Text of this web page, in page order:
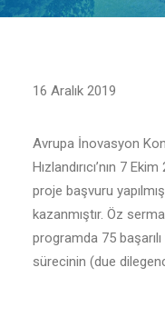
16 Aralık 2019
Avrupa İnovasyon
Hızlandırıcı’nın 7
proje başvuru
kazanmıştır. Öz
programda 75
sürecinin (due